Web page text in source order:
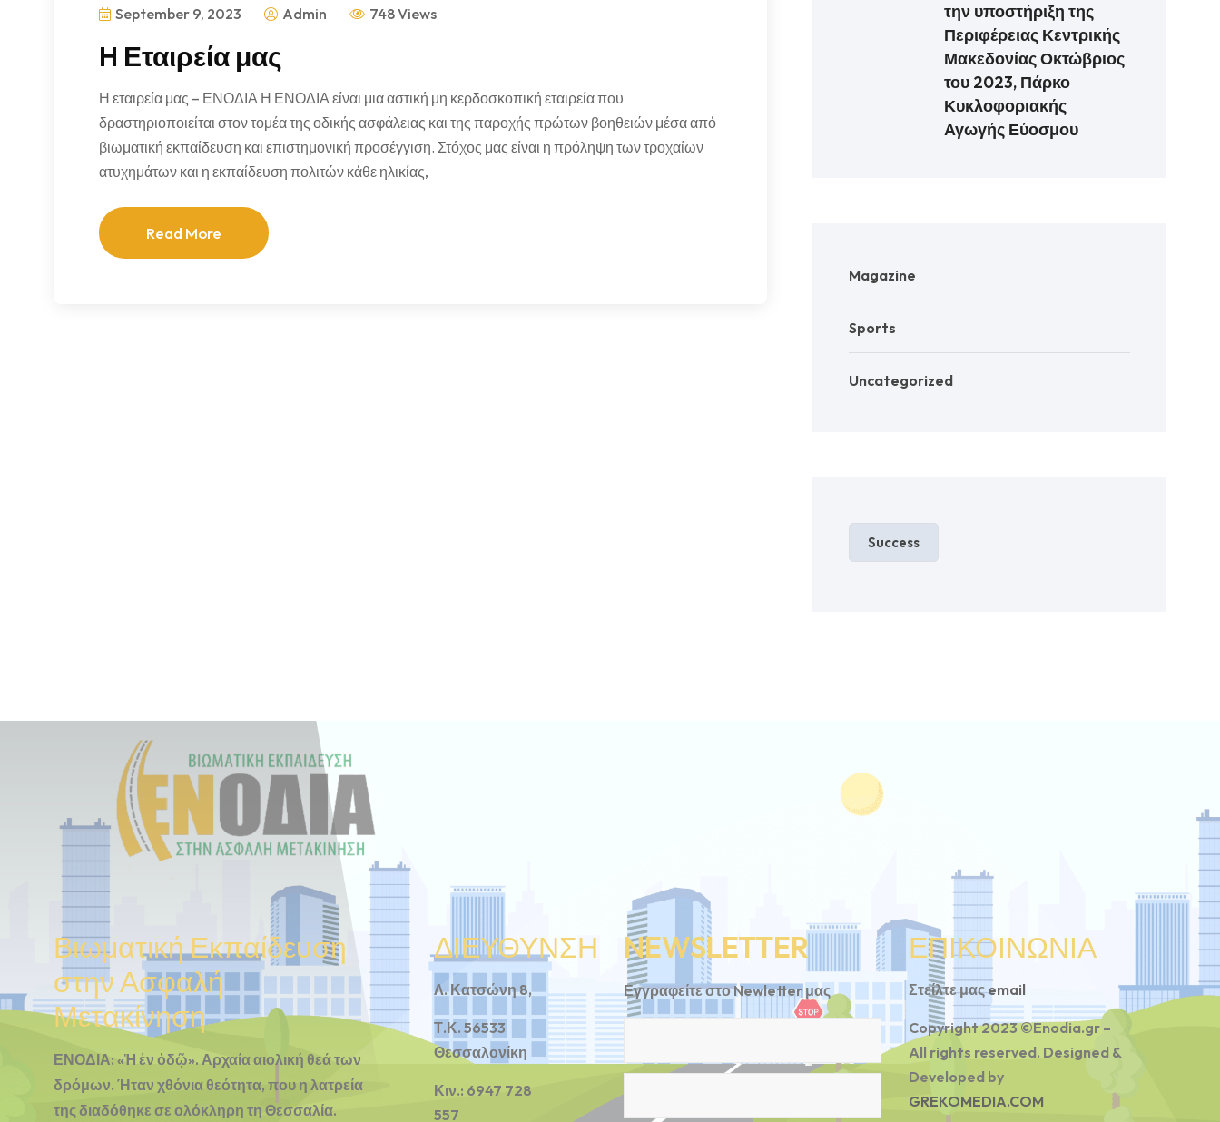
September 9, 2023 Admin 748 Views
H Εταιρεία μας
Η εταιρεία μας – ΕΝΟΔΙΑ Η ΕΝΟΔΙΑ είναι μια αστική μη κερδοσκοπική εταιρεία που
δραστηριοποιείται στον τομέα της οδικής ασφάλειας και της παροχής πρώτων βοηθειών μέσα από
βιωματική εκπαίδευση και επιστημονική προσέγγιση. Στόχος μας είναι η πρόληψη των τροχαίων
ατυχημάτων και η εκπαίδευση πολιτών κάθε ηλικίας,
Read More
την υποστήριξη της
Περιφέρειας Κεντρικής
Μακεδονίας Οκτώβριος
του 2023, Πάρκο
Κυκλοφοριακής
Αγωγής Εύοσμου
Magazine
Sports
Uncategorized
Success
Βιωματική Εκπαίδευση
στην Ασφαλή
Μετακίνηση
ΕΝΟΔΙΑ: «Ἡ ἐν ὁδῷ». Αρχαία αιολική θεά των
δρόμων. Ήταν χθόνια θεότητα, που η λατρεία
της διαδόθηκε σε ολόκληρη τη Θεσσαλία.
ΔΙΕΥΘΥΝΣΗ
Λ. Κατσώνη 8,
Τ.Κ. 56533
Θεσσαλονίκη
Κιν.: 6947 728
557
NEWSLETTER
Εγγραφείτε στο Newletter μας
ΕΠΙΚΟΙΝΩΝΙΑ
Στείλτε μαςemail
Copyright 2023 ©Enodia.gr –
All rights reserved. Designed &
Developed by
GREKOMEDIA.COM